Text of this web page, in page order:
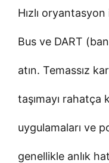
Hızlı
Bus ve DART
atın. Temassız
taşımayı rahatça
uygulamaları ve
genellikle anlık